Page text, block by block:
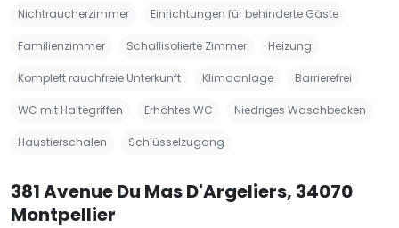
Nichtraucherzimmer Einrichtungen für behinderte Gäste
Familienzimmer Schallisolierte Zimmer Heizung
Komplett rauchfreie Unterkunft Klimaanlage Barrierefrei
WC mit Haltegriffen Erhöhtes WC Niedriges Waschbecken
Haustierschalen Schlüsselzugang
381 Avenue Du Mas D'Argeliers, 34070
Montpellier